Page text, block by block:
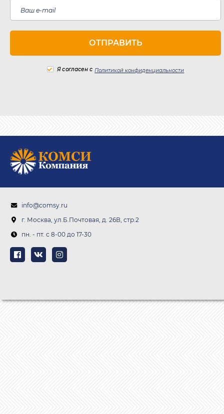
Я согласен с Политикой конфиденциальности
info@comsy.ru
г. Москва, ул.Б.Почтовая, д. 26В, стр.2
пн. - пт. c 8-00 до 17-30